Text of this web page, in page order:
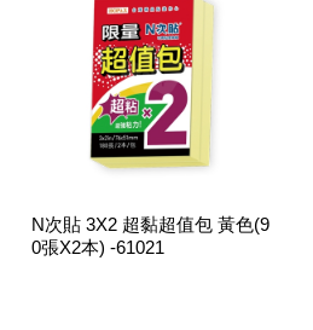
N次貼 3X2 超黏超值包 黃色(9
0張X2本) -61021